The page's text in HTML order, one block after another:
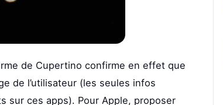
de Cupertino confirme en effet que
de l’utilisateur (les seules infos
sur ces apps). Pour Apple, proposer